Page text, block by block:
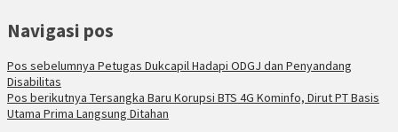
Navigasi pos
Pos sebelumnya Petugas Dukcapil Hadapi ODGJ dan Penyandang
Disabilitas
Pos berikutnya Tersangka Baru Korupsi BTS 4G Kominfo, Dirut PT Basis
Utama Prima Langsung Ditahan